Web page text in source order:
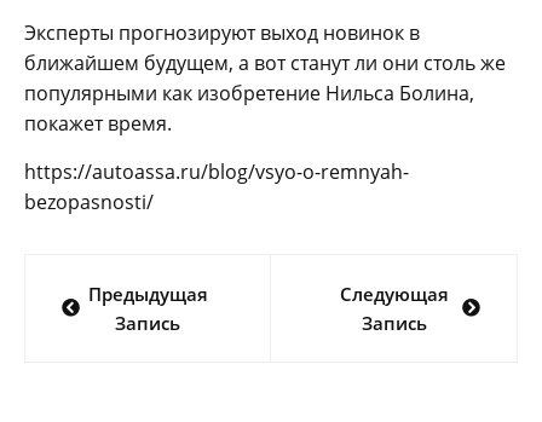
Эксперты прогнозируют выход новинок в
ближайшем будущем, а вот станут ли они столь же
популярными как изобретение Нильса Болина,
покажет время.
https://autoassa.ru/blog/vsyo-o-remnyah-
bezopasnosti/
по
Предыдущая
Запись
Следующая
Запись